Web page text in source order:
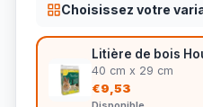
Choisissez votre
Litière de bois
40 cm x 29 cm
€9,53